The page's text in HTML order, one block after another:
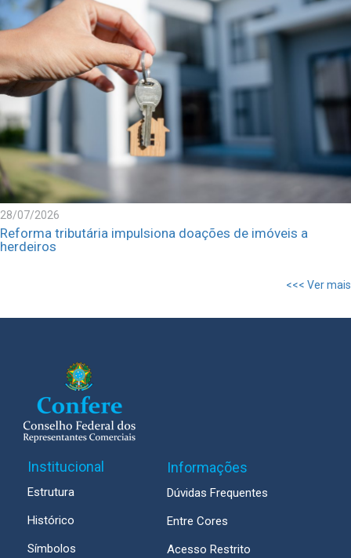
28/07/2026
Reforma tributária impulsiona doações de imóveis a
herdeiros
<<< Ver mais
Institucional
Estrutura
Histórico
Símbolos
Informações
Dúvidas Frequentes
Entre Cores
Acesso Restrito